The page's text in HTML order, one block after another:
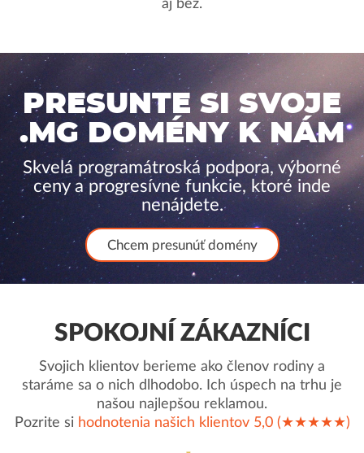
aj bez.
PRESUNTE SI SVOJE
.MG DOMÉNY K NÁM
Skvelá programátroská podpora, výborné
ceny a progresívne funkcie, ktoré inde
nenájdete.
Chcem presunúť domény
SPOKOJNÍ ZÁKAZNÍCI
Svojich klientov berieme ako členov rodiny a
staráme sa o nich dlhodobo. Ich úspech na trhu je
našou najlepšou reklamou.
Pozrite si hodnotenia našich klientov 5,0 (★★★★★)